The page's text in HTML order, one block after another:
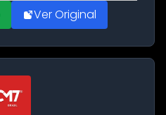
Ver Original